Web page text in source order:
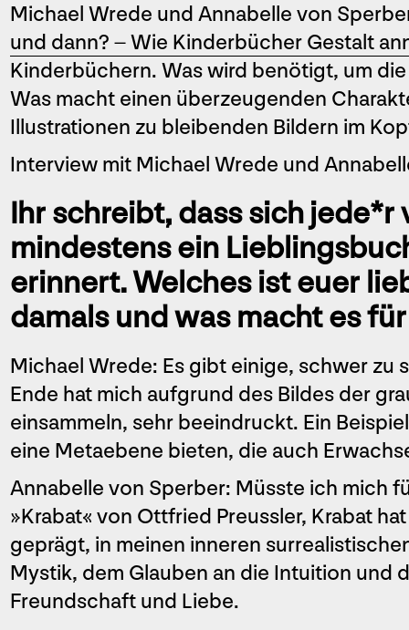
Michael Wrede und Annabelle von
und dann? – Wie Kinderbücher Gestalt
Kinderbüchern. Was wird benötigt, um
Was macht einen überzeugenden
Illustrationen zu bleibenden Bildern im
Interview mit Michael Wrede und
Ihr schreibt, dass sich jede*r
mindestens ein
erinnert. Welches ist euer
damals und was macht es
Michael Wrede: Es gibt einige, schwer zu
Ende hat mich aufgrund des Bildes der
einsammeln, sehr beeindruckt. Ein
eine Metaebene bieten, die auch
Annabelle von Sperber: Müsste ich mich
»Krabat« von Ottfried Preussler, Krabat
geprägt, in meinen inneren
Mystik, dem Glauben an die Intuition und
Freundschaft und Liebe.